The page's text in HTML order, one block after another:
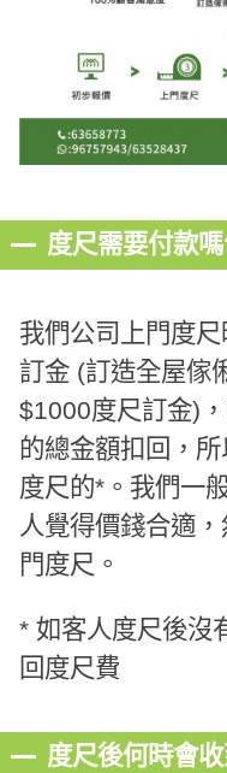
度尺需要付款
我們公司上門度
訂金 (訂造全屋傢
$1000度尺訂金)
的總金額扣回，
度尺的*。我們一
人覺得價錢合適
門度尺。
* 如客人度尺後沒
回度尺費
度尺後何時會